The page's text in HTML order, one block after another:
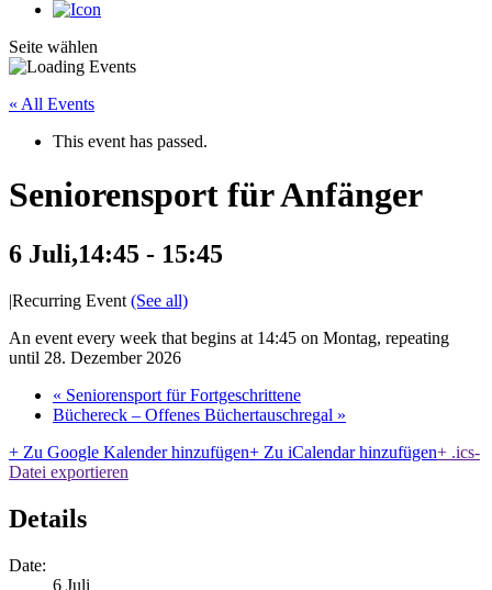
Seite wählen
« All Events
This event has passed.
Seniorensport für Anfänger
6 Juli,14:45 - 15:45
|Recurring Event (See all)
An event every week that begins at 14:45 on Montag, repeating
until 28. Dezember 2026
« Seniorensport für Fortgeschrittene
Büchereck – Offenes Büchertauschregal »
+ Zu Google Kalender hinzufügen+ Zu iCalendar hinzufügen+ .ics-
Datei exportieren
Details
Date:
6 Juli